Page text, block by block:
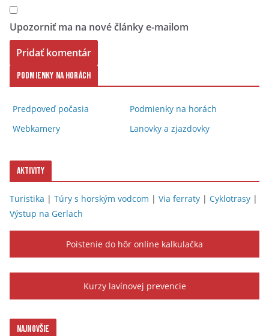
Upozorniť ma na nové články e-mailom
Podmienky na horách
Predpoveď počasia
Webkamery
Podmienky na horách
Lanovky a zjazdovky
Aktivity
Turistika | Túry s horským vodcom | Via ferraty | Cyklotrasy |
Výstup na Gerlach
Poistenie do hôr online kalkulačka
Kurzy lavínovej prevencie
Najnovšie